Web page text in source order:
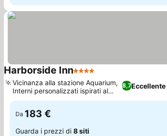
Harborside Inn4 Stelle
8,7Eccellente
Vicinanza alla stazione Aquarium,
Interni personalizzati ispirati al
mare
Da 183 €
Guarda i prezzi di 8 siti